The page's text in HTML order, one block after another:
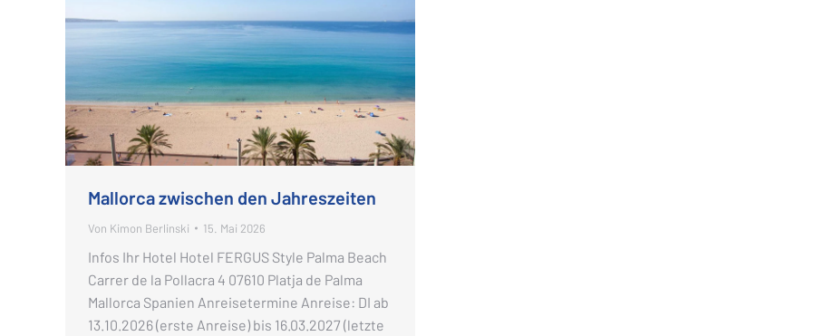
Mallorca zwischen den Jahreszeiten
Von Kimon Berlinski 15. Mai 2026
Infos Ihr Hotel Hotel FERGUS Style Palma Beach
Carrer de la Pollacra 4 07610 Platja de Palma
Mallorca Spanien Anreisetermine Anreise: DI ab
13.10.2026 (erste Anreise) bis 16.03.2027 (letzte